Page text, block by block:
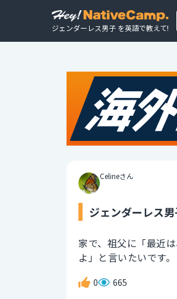
ジェンダーレス男子 を英語で教えて!
Celineさん
ジェンダーレス
家で、祖父に「最近
よ」と言いたいです。
0 665